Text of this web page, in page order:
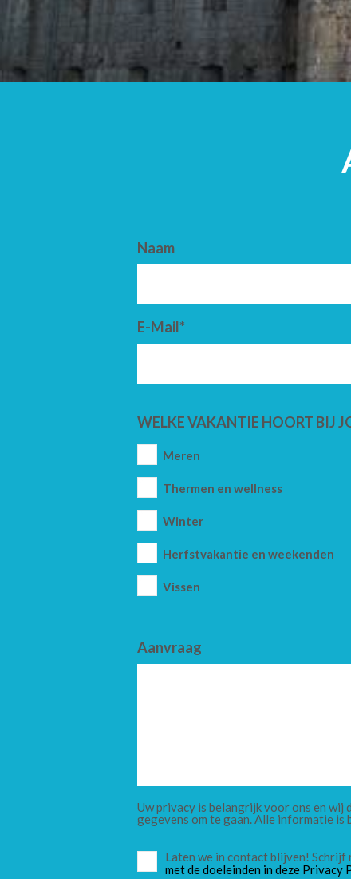
AANKOMST VERTREK
Naam
E-Mail*
WELKE VAKANTIE HOORT BIJ
Meren
Thermen en wellness
Winter
Herfstvakantie en weekenden
Vissen
Aanvraag
Uw privacy is belangrijk voor ons en wij
gegevens om te gaan. Alle informatie is
Laten we in contact blijven! Schrijf
met de doeleinden in deze Privacy